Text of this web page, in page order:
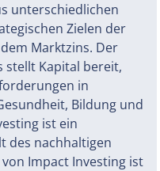
unterschiedlichen
Zielen der
Marktzins. Der
stellt Kapital bereit,
in
Bildung und
ist ein
des nachhaltigen
Impact Investing ist